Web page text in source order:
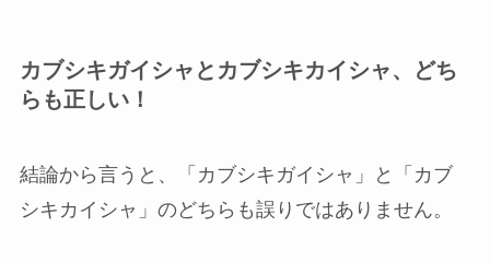
カブシキガイシャとカブシキカイシャ、どち
らも正しい！
結論から言うと、「カブシキガイシャ」と「カブ
シキカイシャ」のどちらも誤りではありません。